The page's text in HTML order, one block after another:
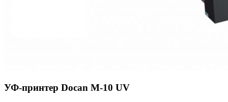
УФ-принтер Docan M-10 UV